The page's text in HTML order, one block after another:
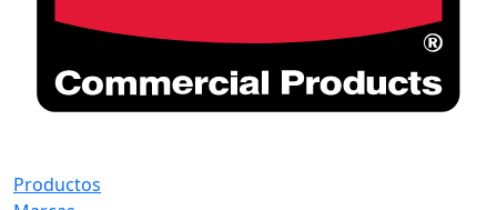
Productos